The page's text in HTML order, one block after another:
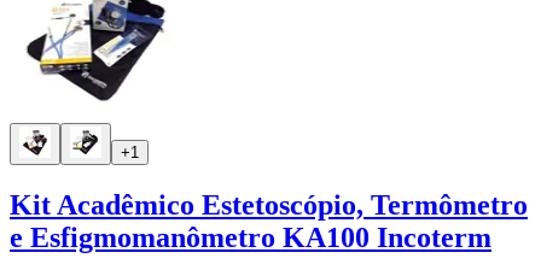
+1
Kit Acadêmico Estetoscópio, Termômetro
e Esfigmomanômetro KA100 Incoterm